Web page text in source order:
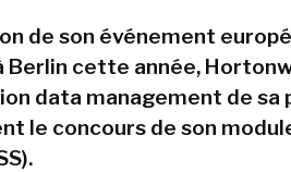
de son événement
Berlin cette année,
data management de
le concours de son